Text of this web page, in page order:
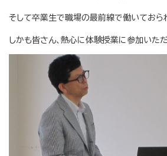
そして卒業生で職場の最前線で働いておら
しかも皆さん、熱心に体験授業に参加いただ